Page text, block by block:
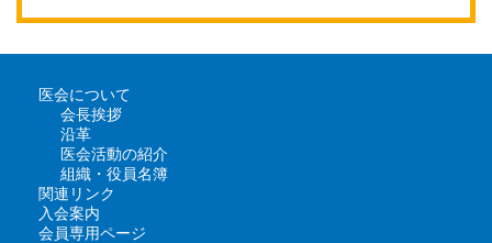
医会について
会長挨拶
沿革
医会活動の紹介
組織・役員名簿
関連リンク
入会案内
会員専用ページ